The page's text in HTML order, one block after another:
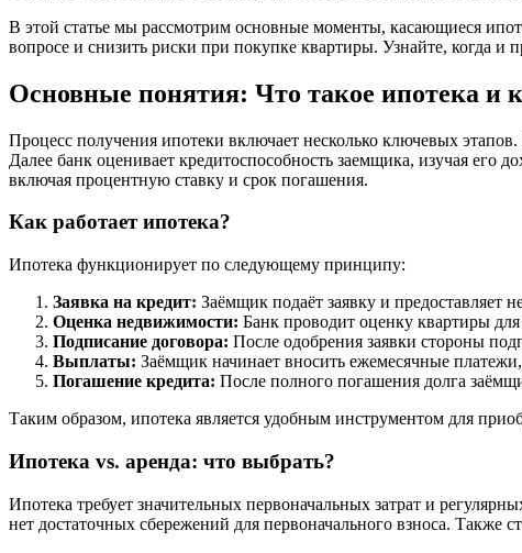
В этой статье мы рассмотрим основные моменты, касающиеся
вопросе и снизить риски при покупке квартиры. Узнайте, когда и
Основные понятия: Что такое ипотека и
Процесс получения ипотеки включает несколько ключевых
Далее банк оценивает кредитоспособность заемщика, изучая его
включая процентную ставку и срок погашения.
Как работает ипотека?
Ипотека функционирует по следующему принципу:
Заявка на кредит: Заёмщик подаёт заявку и предоставляет
Оценка недвижимости: Банк проводит оценку квартиры
Подписание договора: После одобрения заявки стороны
Выплаты: Заёмщик начинает вносить ежемесячные
Погашение кредита: После полного погашения долга
Таким образом, ипотека является удобным инструментом для
Ипотека vs. аренда: что выбрать?
Ипотека требует значительных первоначальных затрат и
нет достаточных сбережений для первоначального взноса. Также